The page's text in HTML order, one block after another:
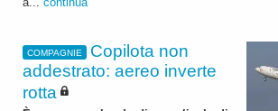
COMPAGNIE
Copilota non
addestrato: aereo inverte
rotta